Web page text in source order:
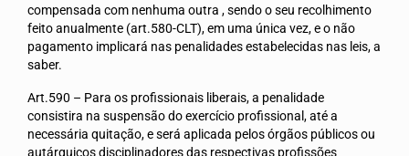
compensada com nenhuma outra , sendo o seu recolhimento
feito anualmente (art.580-CLT), em uma única vez, e o não
pagamento implicará nas penalidades estabelecidas nas leis, a
saber.
Art.590 – Para os profissionais liberais, a penalidade
consistira na suspensão do exercício profissional, até a
necessária quitação, e será aplicada pelos órgãos públicos ou
autárquicos disciplinadores das respectivas profissões